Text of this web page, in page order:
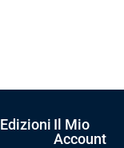
Edizioni Il Mio
Account